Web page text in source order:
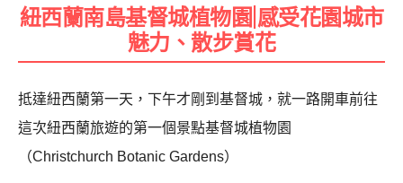
紐西蘭南島基督城植物園|感受花園城市
魅力、散步賞花
抵達紐西蘭第一天，下午才剛到基督城，就一路開車前往
這次紐西蘭旅遊的第一個景點基督城植物園
（Christchurch Botanic Gardens）